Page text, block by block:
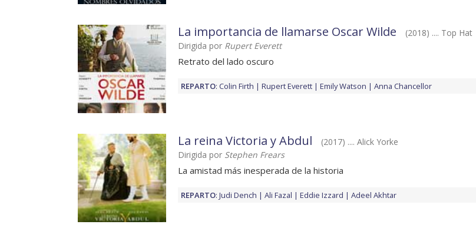
La importancia de llamarse Oscar Wilde
(2018) .... Top Hat
Dirigida por Rupert Everett
Retrato del lado oscuro
REPARTO: Colin Firth Rupert Everett Emily Watson Anna Chancellor
La reina Victoria y Abdul
(2017) .... Alick Yorke
Dirigida por Stephen Frears
La amistad más inesperada de la historia
REPARTO: Judi Dench Ali Fazal Eddie Izzard Adeel Akhtar